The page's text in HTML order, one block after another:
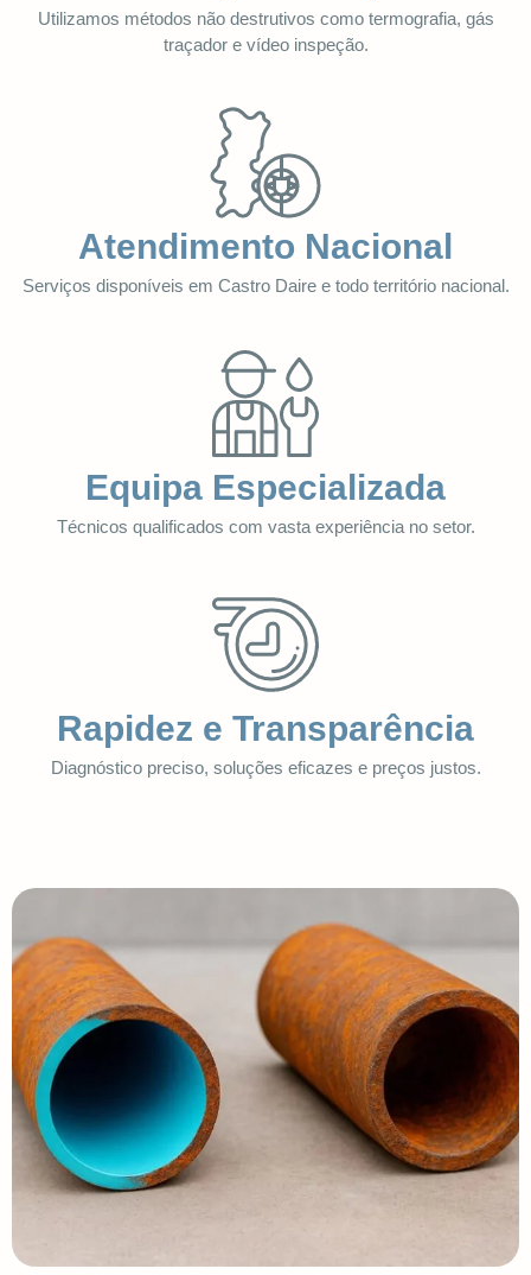
Utilizamos métodos não destrutivos como termografia, gás
traçador e vídeo inspeção.
Atendimento Nacional
Serviços disponíveis em Castro Daire e todo território nacional.
Equipa Especializada
Técnicos qualificados com vasta experiência no setor.
Rapidez e Transparência
Diagnóstico preciso, soluções eficazes e preços justos.